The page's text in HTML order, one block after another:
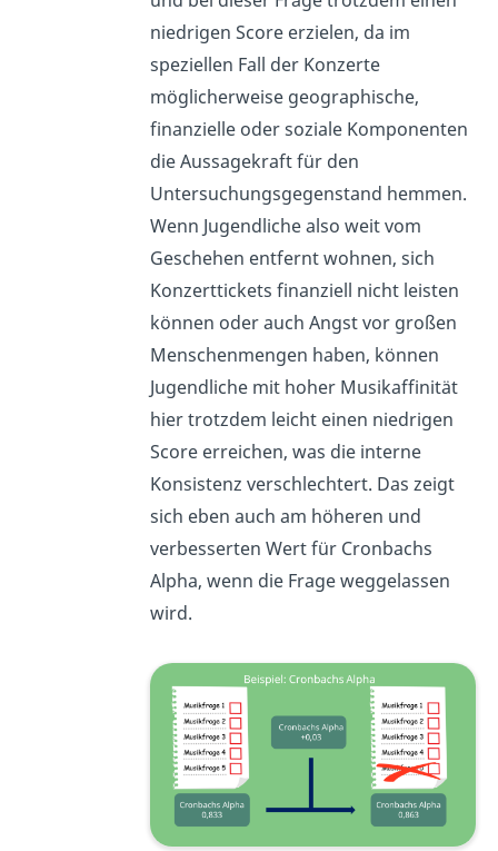
niedrigen Score erzielen, da im
speziellen Fall der Konzerte
möglicherweise geographische,
finanzielle oder soziale Komponenten
die Aussagekraft für den
Untersuchungsgegenstand hemmen.
Wenn Jugendliche also weit vom
Geschehen entfernt wohnen, sich
Konzerttickets finanziell nicht leisten
können oder auch Angst vor großen
Menschenmengen haben, können
Jugendliche mit hoher Musikaffinität
hier trotzdem leicht einen niedrigen
Score erreichen, was die interne
Konsistenz verschlechtert. Das zeigt
sich eben auch am höheren und
verbesserten Wert für Cronbachs
Alpha, wenn die Frage weggelassen
wird.